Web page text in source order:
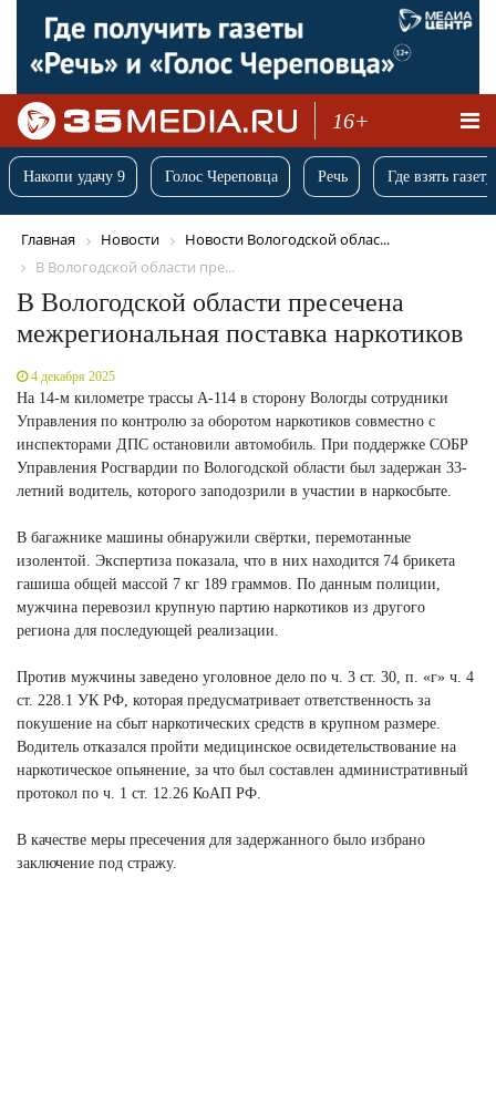
16+
Накопи удачу 9 Голос Череповца Речь Где взять
Главная Новости
Новости Вологодской облас...
В Вологодской области пре...
В Вологодской области пресечена
межрегиональная поставка наркотиков
4 декабря 2025
На 14-м километре трассы А-114 в сторону Вологды сотрудники
Управления по контролю за оборотом наркотиков совместно с
инспекторами ДПС остановили автомобиль. При поддержке СОБР
Управления Росгвардии по Вологодской области был задержан 33-
летний водитель, которого заподозрили в участии в наркосбыте.
В багажнике машины обнаружили свёртки, перемотанные
изолентой. Экспертиза показала, что в них находится 74 брикета
гашиша общей массой 7 кг 189 граммов. По данным полиции,
мужчина перевозил крупную партию наркотиков из другого
региона для последующей реализации.
Против мужчины заведено уголовное дело по ч. 3 ст. 30, п. «г» ч. 4
ст. 228.1 УК РФ, которая предусматривает ответственность за
покушение на сбыт наркотических средств в крупном размере.
Водитель отказался пройти медицинское освидетельствование на
наркотическое опьянение, за что был составлен административный
протокол по ч. 1 ст. 12.26 КоАП РФ.
В качестве меры пресечения для задержанного было избрано
заключение под стражу.